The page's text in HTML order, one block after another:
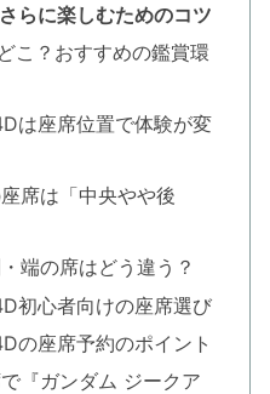
らに楽しむためのコツ
こ？おすすめの鑑賞環
は座席位置で体験が変
席は「中央やや後
端の席はどう違う？
初心者向けの座席選び
の座席予約のポイント
『ガンダム ジークア